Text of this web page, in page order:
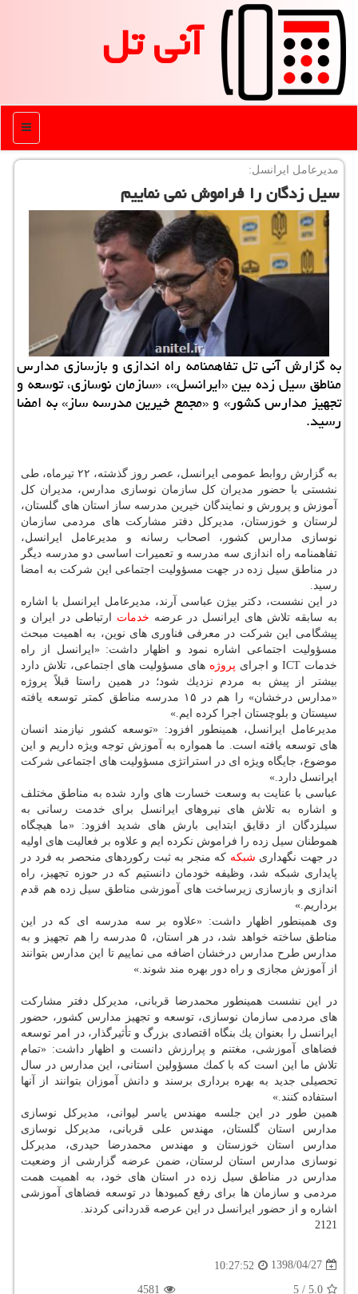
آنی تل
منو
مدیرعامل ایرانسل:
سیل زدگان را فراموش نمی نماییم
به گزارش آنی تل تفاهمنامه راه اندازی و بازسازی مدارس
مناطق سیل زده بین «ایرانسل»، «سازمان نوسازی، توسعه و
تجهیز مدارس كشور» و «مجمع خیرین مدرسه ساز» به امضا
رسید.
به گزارش روابط عمومی ایرانسل، عصر روز گذشته، ۲۲ تیرماه، طی
نشستی با حضور مدیران كل سازمان نوسازی مدارس، مدیران كل
آموزش و پرورش و نمایندگان خیرین مدرسه ساز استان های گلستان،
لرستان و خوزستان، مدیركل دفتر مشاركت های مردمی سازمان
نوسازی مدارس كشور، اصحاب رسانه و مدیرعامل ایرانسل،
تفاهمنامه راه اندازی سه مدرسه و تعمیرات اساسی دو مدرسه دیگر
در مناطق سیل زده در جهت مسؤولیت اجتماعی این شركت به امضا
رسید.
در این نشست، دكتر بیژن عباسی آرند، مدیرعامل ایرانسل با اشاره
به سابقه تلاش های ایرانسل در عرضه خدمات ارتباطی در ایران و
پیشگامی این شركت در معرفی فناوری های نوین، به اهمیت مبحث
مسؤولیت اجتماعی اشاره نمود و اظهار داشت: «ایرانسل از راه
خدمات ICT و اجرای
پروژه های مسؤولیت های اجتماعی، تلاش دارد
بیشتر از پیش به مردم نزدیك شود؛ در همین راستا قبلاً پروژه
«مدارس درخشان» را هم در ۱۵ مدرسه مناطق كمتر توسعه یافته
سیستان و بلوچستان اجرا كرده ایم.»
مدیرعامل ایرانسل، همینطور افزود: «توسعه كشور نیازمند انسان
های توسعه یافته است. ما همواره به آموزش توجه ویژه داریم و این
موضوع، جایگاه ویژه ای در استراتژی مسؤولیت های اجتماعی شركت
ایرانسل دارد.»
عباسی با عنایت به وسعت خسارت های وارد شده به مناطق مختلف
و اشاره به تلاش های نیروهای ایرانسل برای خدمت رسانی به
سیلزدگان از دقایق ابتدایی بارش های شدید افزود: «ما هیچگاه
هموطنان سیل زده را فراموش نكرده ایم و علاوه بر فعالیت های اولیه
در جهت نگهداری شبكه كه منجر به ثبت ركوردهای منحصر به فرد در
پایداری شبكه شد، وظیفه خودمان دانستیم كه در حوزه تجهیز، راه
اندازی و بازسازی زیرساخت های آموزشی مناطق سیل زده هم قدم
برداریم.»
وی همینطور اظهار داشت: «علاوه بر سه مدرسه ای كه در این
مناطق ساخته خواهد شد، در هر استان، ۵ مدرسه را هم تجهیز و به
مدارس طرح مدارس درخشان اضافه می نماییم تا این مدارس بتوانند
از آموزش مجازی و راه دور بهره مند شوند.»
در این نشست همینطور محمدرضا قربانی، مدیركل دفتر مشاركت
های مردمی سازمان نوسازی، توسعه و تجهیز مدارس كشور، حضور
ایرانسل را بعنوان یك بنگاه اقتصادی بزرگ و تأثیرگذار، در امر توسعه
فضاهای آموزشی، مغتنم و پرارزش دانست و اظهار داشت: «تمام
تلاش ما این است كه با كمك مسؤولین استانی، این مدارس در سال
تحصیلی جدید به بهره برداری برسند و دانش آموزان بتوانند از آنها
استفاده كنند.»
همین طور در این جلسه مهندس یاسر لیوانی، مدیركل نوسازی
مدارس استان گلستان، مهندس علی قربانی، مدیركل نوسازی
مدارس استان خوزستان و مهندس محمدرضا حیدری، مدیركل
نوسازی مدارس استان لرستان، ضمن عرضه گزارشی از وضعیت
مدارس در مناطق سیل زده در استان های خود، به اهمیت همت
مردمی و سازمان ها برای رفع كمبودها در توسعه فضاهای آموزشی
اشاره و از حضور ایرانسل در این عرصه قدردانی كردند.
2121
1398/04/27
10:27:52
5.0
/
5
4581